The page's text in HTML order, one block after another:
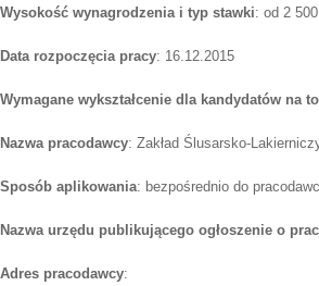
Wysokość wynagrodzenia i typ stawki: od 2
Data rozpoczęcia pracy: 16.12.2015
Wymagane wykształcenie dla kandydatów na
Nazwa pracodawcy: Zakład Ślusarsko-
Sposób aplikowania: bezpośrednio do
Nazwa urzędu publikującego ogłoszenie o
Adres pracodawcy: